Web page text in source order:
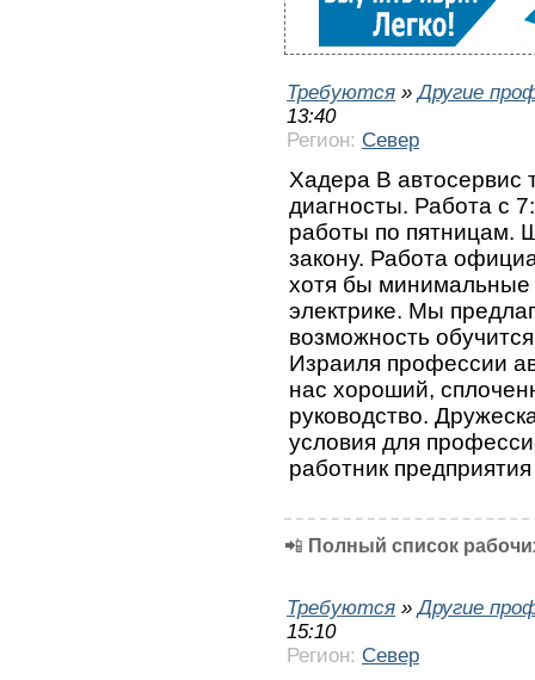
Требуются »Другие
13:40
Регион: Север
Хадера В автосервис
диагносты. Работа с
работы по пятницам.
закону. Работа
хотя бы минимальные
электрике. Мы
возможность
Израиля профессии
нас хороший,
руководство.
условия для
работник
📲 Полный список
Требуются »Другие
15:10
Регион: Север